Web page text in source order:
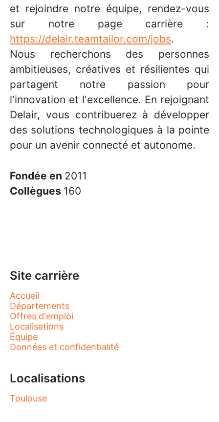
et rejoindre notre équipe, rendez-vous
sur notre page carrière :
https://delair.teamtailor.com/jobs.
Nous recherchons des personnes
ambitieuses, créatives et résilientes qui
partagent notre passion pour
l'innovation et l'excellence. En rejoignant
Delair, vous contribuerez à développer
des solutions technologiques à la pointe
pour un avenir connecté et autonome.
Fondée en 2011
Collègues 160
Site carrière
Accueil
Départements
Offres d'emploi
Localisations
Équipe
Données et confidentialité
Localisations
Toulouse